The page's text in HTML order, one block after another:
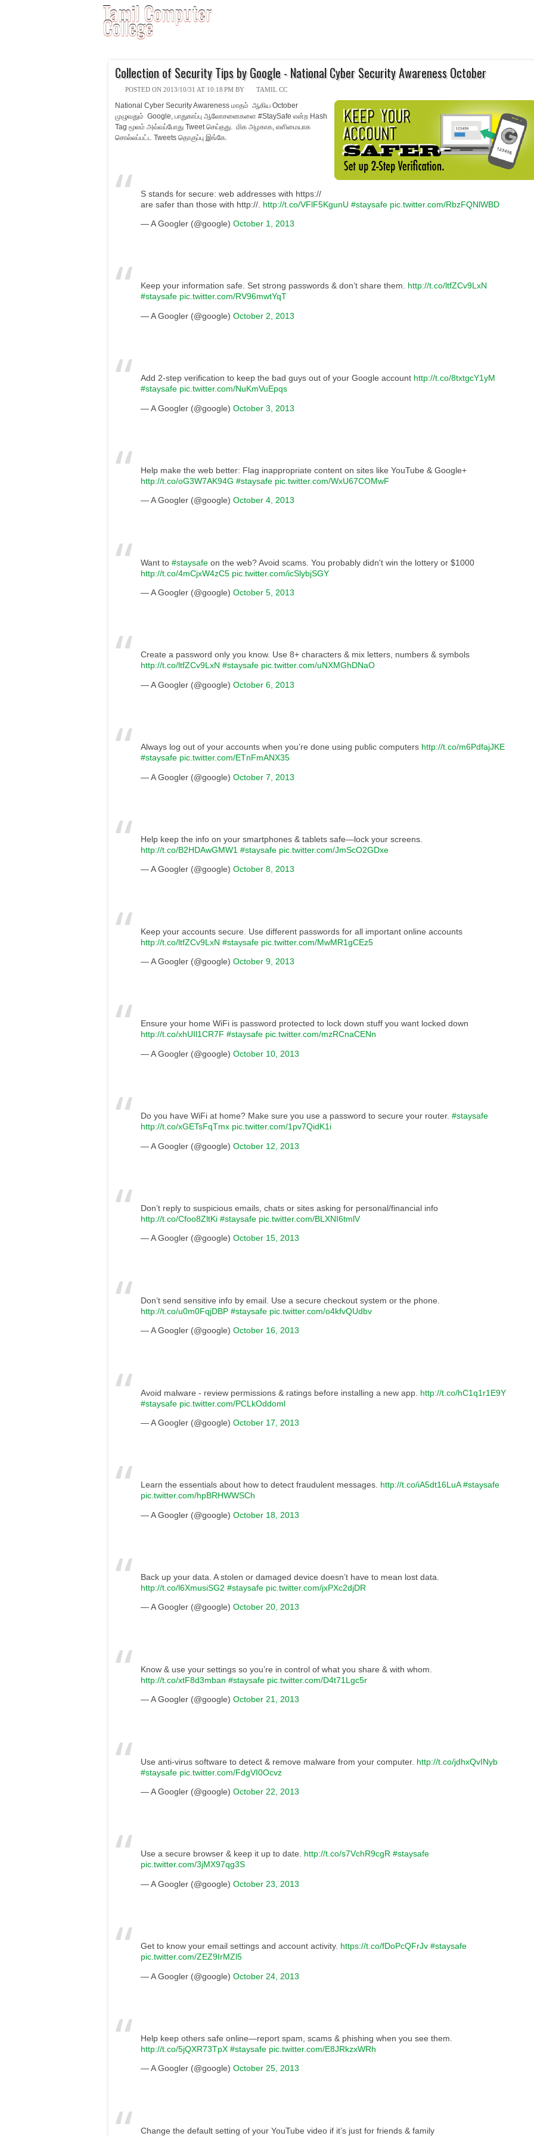
Tamil Computer
College
Collection of Security Tips by Google - National Cyber Security Awareness October
POSTED ON 2013/10/31 AT 10:18 PM BY TAMIL CC
National Cyber Security Awareness மாதம் ஆகிய October
முழுவதும் Google, பாதுகாப்பு ஆலோசனைகளை #StaySafe என்ற Hash
Tag மூலம் அவ்வப்போது Tweet செய்தது. மிக அழகாக, எளிமையாக
சொல்லப்பட்ட Tweets தொகுப்பு இங்கே.
S stands for secure: web addresses with https://
are safer than those with http://. http://t.co/VFlF5KgunU #staysafe pic.twitter.com/RbzFQNlWBD
— A Googler (@google)October 1, 2013
Keep your information safe. Set strong passwords & don’t share them. http://t.co/ltfZCv9LxN
#staysafe pic.twitter.com/RV96mwtYqT
— A Googler (@google)October 2, 2013
Add 2-step verification to keep the bad guys out of your Google account http://t.co/8txtgcY1yM
#staysafe pic.twitter.com/NuKmVuEpqs
— A Googler (@google)October 3, 2013
Help make the web better: Flag inappropriate content on sites like YouTube & Google+
http://t.co/oG3W7AK94G #staysafe pic.twitter.com/WxU67COMwF
— A Googler (@google)October 4, 2013
Want to#staysafe on the web? Avoid scams. You probably didn't win the lottery or $1000
http://t.co/4mCjxW4zC5 pic.twitter.com/icSlybjSGY
— A Googler (@google)October 5, 2013
Create a password only you know. Use 8+ characters & mix letters, numbers & symbols
http://t.co/ltfZCv9LxN #staysafe pic.twitter.com/uNXMGhDNaO
— A Googler (@google)October 6, 2013
Always log out of your accounts when you’re done using public computers http://t.co/m6PdfajJKE
#staysafe pic.twitter.com/ETnFmANX35
— A Googler (@google)October 7, 2013
Help keep the info on your smartphones & tablets safe—lock your screens.
http://t.co/B2HDAwGMW1 #staysafe pic.twitter.com/JmScO2GDxe
— A Googler (@google)October 8, 2013
Keep your accounts secure. Use different passwords for all important online accounts
http://t.co/ltfZCv9LxN #staysafe pic.twitter.com/MwMR1gCEz5
— A Googler (@google)October 9, 2013
Ensure your home WiFi is password protected to lock down stuff you want locked down
http://t.co/xhUIl1CR7F #staysafe pic.twitter.com/mzRCnaCENn
— A Googler (@google)October 10, 2013
Do you have WiFi at home? Make sure you use a password to secure your router.#staysafe
http://t.co/xGETsFqTmx pic.twitter.com/1pv7QidK1i
— A Googler (@google)October 12, 2013
Don’t reply to suspicious emails, chats or sites asking for personal/financial info
http://t.co/Cfoo8ZltKi #staysafe pic.twitter.com/BLXNI6tmlV
— A Googler (@google)October 15, 2013
Don’t send sensitive info by email. Use a secure checkout system or the phone.
http://t.co/u0m0FqjDBP #staysafe pic.twitter.com/o4kfvQUdbv
— A Googler (@google)October 16, 2013
Avoid malware - review permissions & ratings before installing a new app. http://t.co/hC1q1r1E9Y
#staysafe pic.twitter.com/PCLkOddoml
— A Googler (@google)October 17, 2013
Learn the essentials about how to detect fraudulent messages. http://t.co/iA5dt16LuA #staysafe
pic.twitter.com/hpBRHWWSCh
— A Googler (@google)October 18, 2013
Back up your data. A stolen or damaged device doesn’t have to mean lost data.
http://t.co/l6XmusiSG2 #staysafe pic.twitter.com/jxPXc2djDR
— A Googler (@google)October 20, 2013
Know & use your settings so you’re in control of what you share & with whom.
http://t.co/xtF8d3mban #staysafe pic.twitter.com/D4t71Lgc5r
— A Googler (@google)October 21, 2013
Use anti-virus software to detect & remove malware from your computer. http://t.co/jdhxQvINyb
#staysafe pic.twitter.com/FdgVI0Ocvz
— A Googler (@google)October 22, 2013
Use a secure browser & keep it up to date. http://t.co/s7VchR9cgR #staysafe
pic.twitter.com/3jMX97qg3S
— A Googler (@google)October 23, 2013
Get to know your email settings and account activity. https://t.co/fDoPcQFrJv #staysafe
pic.twitter.com/ZEZ9IrMZl5
— A Googler (@google)October 24, 2013
Help keep others safe online—report spam, scams & phishing when you see them.
http://t.co/5jQXR73TpX #staysafe pic.twitter.com/E8JRkzxWRh
— A Googler (@google)October 25, 2013
Change the default setting of your YouTube video if it’s just for friends & family